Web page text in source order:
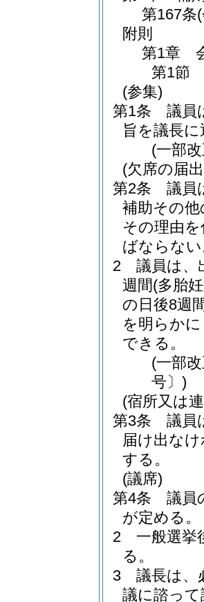
第167条
附則
第1章
第1節
(参集)
第1条
議員
旨を議長
(一部
(欠席の届
第2条
議員
補助その
その理由
ばならな
2
議員は、
週間(多胎
の日後8週
を明らか
できる。
(一部
号〕)
(宿所又は
第3条
議員
届け出な
する。
(議席)
第4条
議員
が定める。
2
一般選挙
る。
3
議長は、
議に諮っ